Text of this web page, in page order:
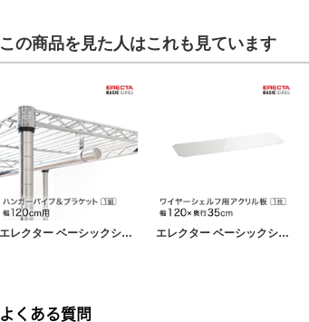
この商品を見た人はこれも見ています
エレクター ベーシックシリーズ ハンガーパイプ＆ブラケット 幅120cm用 BHF1180 パーツ エレクター ベーシックシリーズ ワイヤーシェルフ用アクリル板 幅120×奥行35cm B1448AB1 パーツ